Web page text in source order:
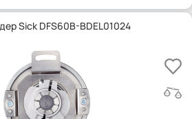
Sick DFS60B-BDEL01024